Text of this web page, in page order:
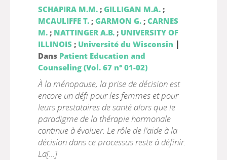
SCHAPIRA M.M.; GILLIGAN M.A.;
MCAULIFFE T.; GARMON G.; CARNES
M.; NATTINGER A.B.; UNIVERSITY OF
ILLINOIS ; Université du Wisconsin |
Dans Patient Education and
Counseling (Vol. 67 n° 01-02)
À la ménopause, la prise de décision est
encore un défi pour les femmes et pour
leurs prestataires de santé alors que le
paradigme de la thérapie hormonale
continue à évoluer. Le rôle de l'aide à la
décision dans ce processus reste à définir.
La[...]